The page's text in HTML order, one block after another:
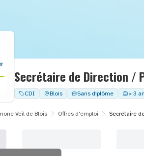
Secrétaire de Direction /
CDI Blois Sans diplôme > 3
Veil de Blois Offres d'emploi Secrétaire